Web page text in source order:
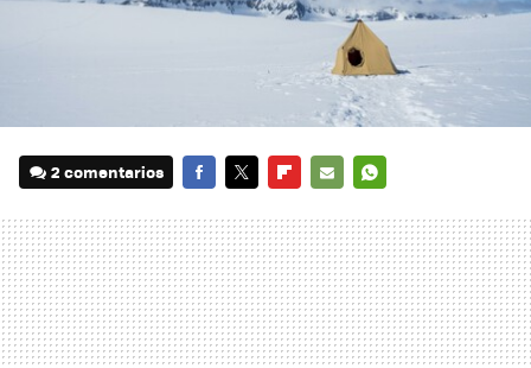
2 comentarios
MAIL